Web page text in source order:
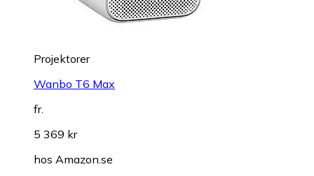
Projektorer
Wanbo T6 Max
fr.
5 369 kr
hos Amazon.se